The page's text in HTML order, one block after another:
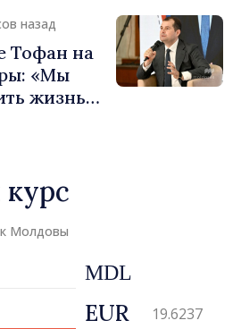
назад
Тофан на
«Мы
жизнь
Молдовы
MDL
EUR 19.6237